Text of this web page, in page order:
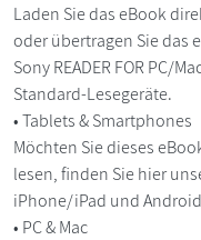
Laden Sie das eBook
oder übertragen Sie das
Sony READER FOR PC/
Standard-Lesegeräte.
• Tablets & Smartphones
Möchten Sie dieses
lesen, finden Sie hier
iPhone/iPad und
• PC & Mac